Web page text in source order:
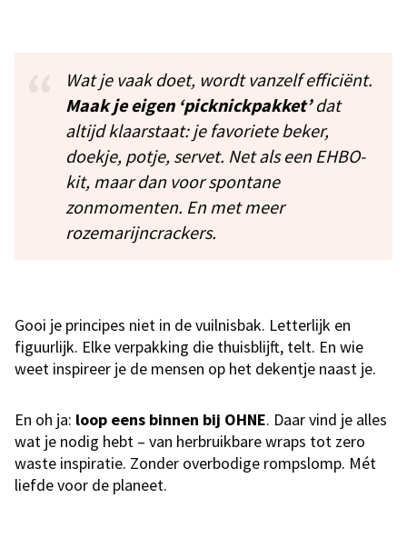
Wat je vaak doet, wordt vanzelf efficiënt.
Maak je eigen ‘picknickpakket’dat
altijd klaarstaat: je favoriete beker,
doekje, potje, servet. Net als een EHBO-
kit, maar dan voor spontane
zonmomenten. En met meer
rozemarijncrackers.
Gooi je principes niet in de vuilnisbak. Letterlijk en
figuurlijk. Elke verpakking die thuisblijft, telt. En wie
weet inspireer je de mensen op het dekentje naast je.
En oh ja: loop eens binnen bij OHNE. Daar vind je alles
wat je nodig hebt – van herbruikbare wraps tot zero
waste inspiratie. Zonder overbodige rompslomp. Mét
liefde voor de planeet.